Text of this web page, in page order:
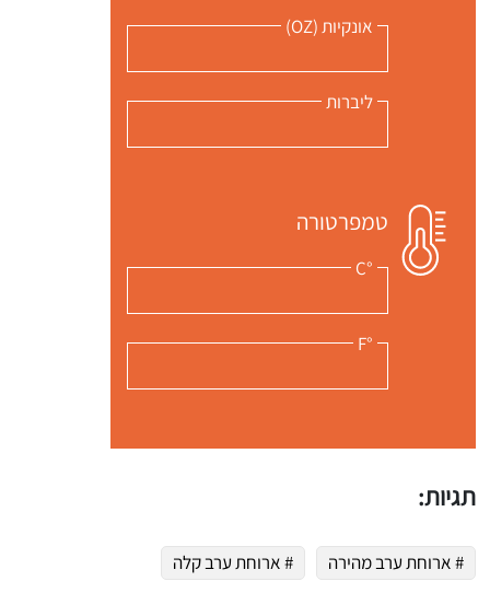
אונקיות (OZ)
ליברות
טמפרטורה
°C
°F
תגיות:
# ארוחת ערב מהירה # ארוחת ערב קלה